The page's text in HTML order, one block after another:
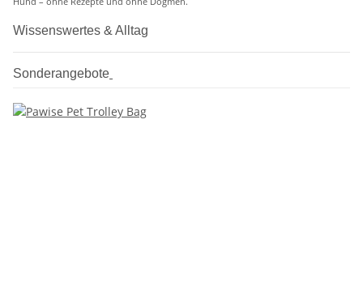
Wissenswertes & Alltag
Sonderangebote